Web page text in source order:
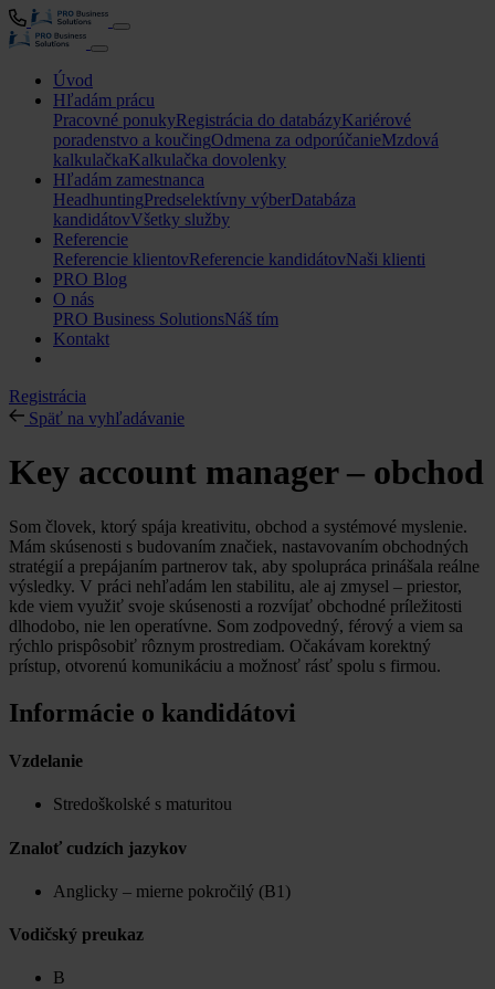
Úvod
Hľadám prácu
Pracovné ponukyRegistrácia do databázyKariérové
poradenstvo a koučingOdmena za odporúčanieMzdová
kalkulačkaKalkulačka dovolenky
Hľadám zamestnanca
HeadhuntingPredselektívny výberDatabáza
kandidátovVšetky služby
Referencie
Referencie klientovReferencie kandidátovNaši klienti
PRO Blog
O nás
PRO Business SolutionsNáš tím
Kontakt
Registrácia
Späť na vyhľadávanie
Key account manager – obchod
Som človek, ktorý spája kreativitu, obchod a systémové myslenie.
Mám skúsenosti s budovaním značiek, nastavovaním obchodných
stratégií a prepájaním partnerov tak, aby spolupráca prinášala reálne
výsledky. V práci nehľadám len stabilitu, ale aj zmysel – priestor,
kde viem využiť svoje skúsenosti a rozvíjať obchodné príležitosti
dlhodobo, nie len operatívne. Som zodpovedný, férový a viem sa
rýchlo prispôsobiť rôznym prostrediam. Očakávam korektný
prístup, otvorenú komunikáciu a možnosť rásť spolu s firmou.
Informácie o kandidátovi
Vzdelanie
Stredoškolské s maturitou
Znaloť cudzích jazykov
Anglicky – mierne pokročilý (B1)
Vodičský preukaz
B